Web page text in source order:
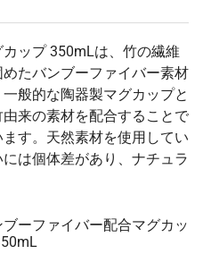
ップ 350mLは、竹の繊維
たバンブーファイバー素材
般的な陶器製マグカップと
来の素材を配合することで
す。天然素材を使用してい
は個体差があり、ナチュラ
ブーファイバー配合マグカッ